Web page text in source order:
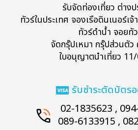
รับจัดท่องเที่ยว ต่างป
ทัวร์ในประเทศ จองเรือดินเนอร์เ
ทัวร์ดำน้ำ จอยทั
จัดกรุ๊ปเหมา กรุ๊ปส่วนตั
ใบอนุญาตนำเที่ยว
รับชำระตัดบัตร
02-1835623 ,
089-6133915 ,